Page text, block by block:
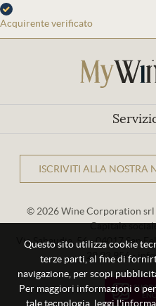
Acquirente verificato
Questo sito utilizza cookie
terze parti, al fine di
navigazione, per scopi
Per maggiori informazioni o
tale tecnologia, leggi
ISCRIVITI ALLA NOSTRA
© 2026 Wine Corporation
Capitale
Via Sabaudia, 56 - 04017 San
29 93 956 -